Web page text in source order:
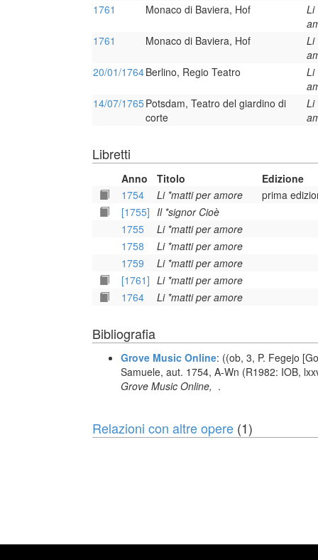
1761
Monaco di Baviera, Hof
Li
1761
Monaco di Baviera, Hof
Li
20/01/1764Berlino, Regio Teatro
Li
14/07/1765Potsdam, Teatro del giardino di
corte
Li
Libretti
Anno Titolo
Edizione
1754
Li *matti per amore
prima
[1755] Il *signor Cioè
1755
Li *matti per amore
1758
Li *matti per amore
1759
Li *matti per amore
[1761] Li *matti per amore
1764
Li *matti per amore
Bibliografia
Grove Music Online: ((ob, 3, P. Fegejo
Samuele, aut. 1754, A-Wn (R1982: IOB,
Grove Music Online, .
Relazioni con altre opere (1)